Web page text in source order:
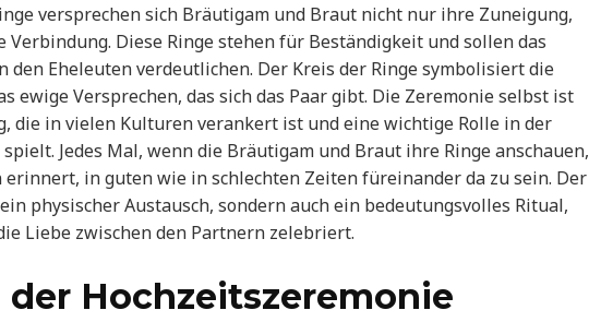
versprechen sich Bräutigam und Braut nicht nur ihre Zuneigung,
Verbindung. Diese Ringe stehen für Beständigkeit und sollen das
den Eheleuten verdeutlichen. Der Kreis der Ringe symbolisiert die
ewige Versprechen, das sich das Paar gibt. Die Zeremonie selbst ist
die in vielen Kulturen verankert ist und eine wichtige Rolle in der
Jedes Mal, wenn die Bräutigam und Braut ihre Ringe anschauen,
in guten wie in schlechten Zeiten füreinander da zu sein. Der
physischer Austausch, sondern auch ein bedeutungsvolles Ritual,
Liebe zwischen den Partnern zelebriert.
Hochzeitszeremonie